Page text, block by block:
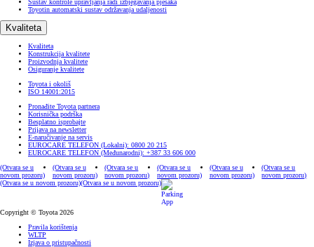
Sustav kontrole upravljanja radi izbjegavanja pješaka
Toyotin automatski sustav održavanja udaljenosti
Kvaliteta
Kvaliteta
Konstrukcija kvalitete
Proizvodnja kvalitete
Osiguranje kvalitete
Toyota i okoliš
ISO 14001:2015
Pronađite Toyota partnera
Korisnička podrška
Besplatno isprobajte
Prijava na newsletter
E-naručivanje na servis
EUROCARE TELEFON (Lokalni): 0800 20 215
EUROCARE TELEFON (Međunarodni): +387 33 606 000
(Otvara se u
novom prozoru)
(Otvara se u
novom prozoru)
(Otvara se u
novom prozoru)
(Otvara se u
novom prozoru)
(Otvara se u
novom prozoru)
(Otvara se u
novom prozoru)
(Otvara se u novom prozoru)(Otvara se u novom prozoru)
Copyright © Toyota 2026
Pravila korištenja
WLTP
Izjava o pristupačnosti